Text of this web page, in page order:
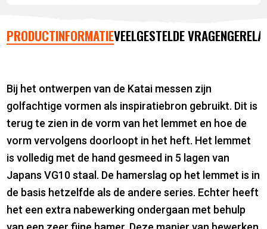
PRODUCTINFORMATIEVEELGESTELDE VRAGEN
Bij het ontwerpen van de Katai messen zijn
golfachtige vormen als inspiratiebron gebruikt. Dit is
terug te zien in de vorm van het lemmet en hoe de
vorm vervolgens doorloopt in het heft. Het lemmet
is volledig met de hand gesmeed in 5 lagen van
Japans VG10 staal. De hamerslag op het lemmet is in
de basis hetzelfde als de andere series. Echter heeft
het een extra nabewerking ondergaan met behulp